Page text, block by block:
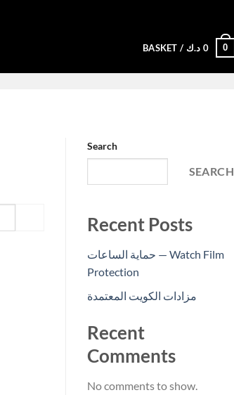
BASKET / 0 د.ك 0
Search
SEARCH
Recent Posts
حماية الساعات — Watch Film
Protection
مزادات الكويت المعتمدة
Recent
Comments
No comments to show.